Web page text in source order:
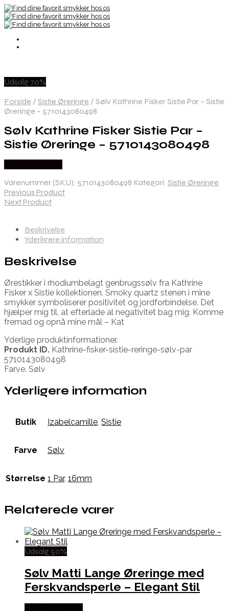
Udsalg 70%
Forside / Sistie Øreringe / Sølv Kathrine Fisker Sistie Par – Sistie
Øreringe – 5710143080498
Sølv Kathrine Fisker Sistie Par –
Sistie Øreringe – 5710143080498
Varenummer (SKU): 5710143080498 Kategori: Sistie Øreringe
Previous Product
Next Product
Beskrivelse
Yderligere information
Beskrivelse
Ørestikker i rhodiumbelagt genbrugssølv fra Kathrine
Fisker x Sistie kollektionen. Smoky quartz stenen i mine
smykker symboliserer positivitet og jordforbindelse. Det
hjælper mig til, at efterlade al negativitet bag mig. Komme
fremad og opnå mine mål – Kat
Yderlige produktinformationer.
Produkt ID. Kathrine-fisker-sistie-reringe-sølv-par
5710143080498
Farve. Sølv
Yderligere information
Butik Izabelcamille, Sistie
Farve Sølv
Størrelse 1 Par, 16mm
Relaterede varer
Udsalg 50%
Sølv Matti Lange Øreringe med
Ferskvandsperle – Elegant Stil